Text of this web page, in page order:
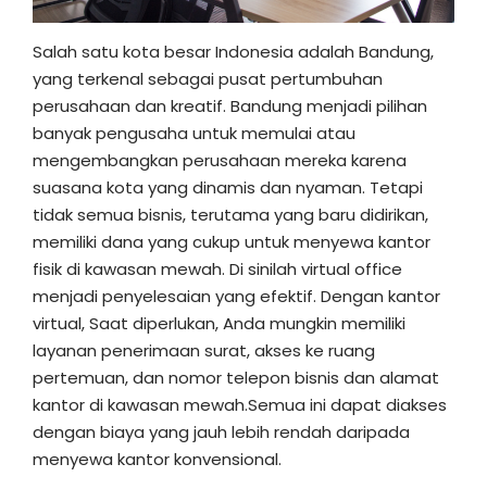
Salah satu kota besar Indonesia adalah Bandung,
yang terkenal sebagai pusat pertumbuhan
perusahaan dan kreatif. Bandung menjadi pilihan
banyak pengusaha untuk memulai atau
mengembangkan perusahaan mereka karena
suasana kota yang dinamis dan nyaman. Tetapi
tidak semua bisnis, terutama yang baru didirikan,
memiliki dana yang cukup untuk menyewa kantor
fisik di kawasan mewah. Di sinilah virtual office
menjadi penyelesaian yang efektif. Dengan kantor
virtual, Saat diperlukan, Anda mungkin memiliki
layanan penerimaan surat, akses ke ruang
pertemuan, dan nomor telepon bisnis dan alamat
kantor di kawasan mewah.Semua ini dapat diakses
dengan biaya yang jauh lebih rendah daripada
menyewa kantor konvensional.